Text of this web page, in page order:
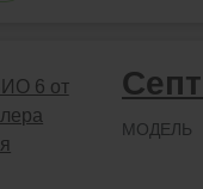
МОДЕЛЬ